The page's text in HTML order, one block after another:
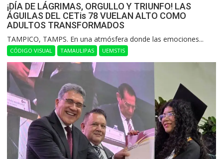
¡DÍA DE LÁGRIMAS, ORGULLO Y TRIUNFO! LAS
ÁGUILAS DEL CETis 78 VUELAN ALTO COMO
ADULTOS TRANSFORMADOS
​TAMPICO, TAMPS. En una atmósfera donde las emociones...
CÓDIGO VISUAL TAMAULIPAS UEMSTIS